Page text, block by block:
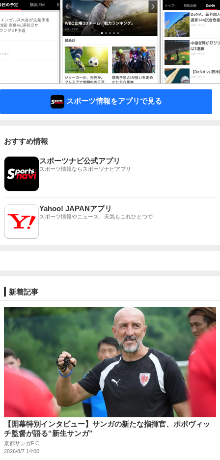
スポーツ情報をアプリで見る
おすすめ情報
スポーツナビ公式アプリ
スポーツ情報ならスポーツナビアプリ
Yahoo! JAPANアプリ
スポーツ情報やニュース、天気もこれひとつで
新着記事
【開幕特別インタビュー】サンガの新たな指揮官、ポポヴィッ
チ監督が語る“新生サンガ”
京都サンガF.C.
2026/8/7 14:00